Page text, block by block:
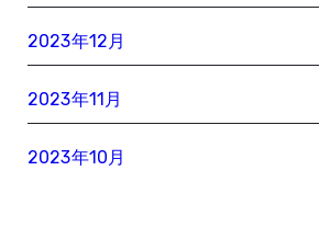
2023年12月
2023年11月
2023年10月